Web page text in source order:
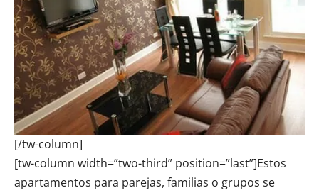
[/tw-column]
[tw-column width=”two-third” position=”last”]Estos
apartamentos para parejas, familias o grupos se